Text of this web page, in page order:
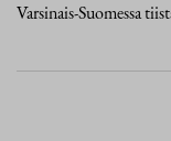
Varsinais-Suomessa